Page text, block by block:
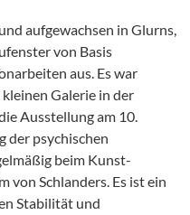
aufgewachsen in Glurns,
von Basis
aus. Es war
Galerie in der
Ausstellung am 10.
der psychischen
beim Kunst-
von Schlanders. Es ist ein
Stabilität und